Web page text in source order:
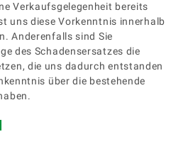
Verkaufsgelegenheit bereits
uns diese Vorkenntnis innerhalb
Anderenfalls sind Sie
des Schadensersatzes die
die uns dadurch entstanden
über die bestehende